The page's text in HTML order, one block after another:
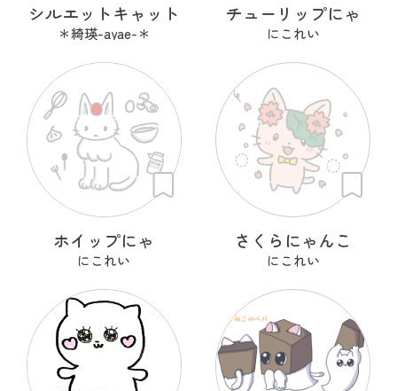
シルエットキャット
＊綺瑛-ayae-＊
チューリップにゃ
にこれい
ホイップにゃ
にこれい
さくらにゃんこ
にこれい